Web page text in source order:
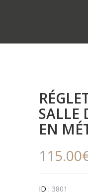
SALLE
EN
115.00
ID : 3801